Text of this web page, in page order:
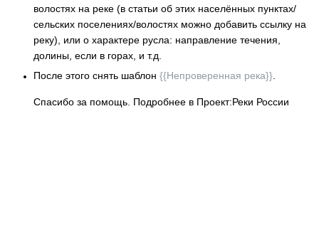
волостях на реке (в статьи об этих населённых пунктах/
сельских поселениях/волостях можно добавить ссылку на
реку), или о характере русла: направление течения,
долины, если в горах, и т.д.
После этого снять шаблон {{Непроверенная река}}
Спасибо за помощь. Подробнее в Проект:Реки России